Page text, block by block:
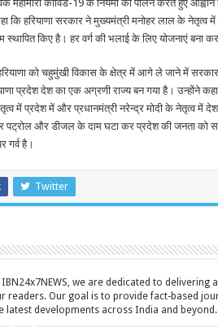
महामारी कोविड-19 के नियमों का पालन करते हुए
कि हरियाणा सरकार ने मुख्यमंत्री मनोहर लाल के
किए है। हर वर्ग की भलाई के लिए योजनाएं बना कर
को चहुमुंखी विकास के क्षेत्र में आगे ले जाने में
प्रदेश देश का एक अग्रणी राज्य बन गया है। उन्होंने
में प्रदेश में और प्रधानमंत्री नरेन्द्र मोदी के नेतृत्व में
पट्रोल और डीजल के दाम घटा कर प्रदेश की जनता को
गर्व है।
Twitter
IBN24x7NEWS, we are dedicated to delivering
readers. Our goal is to provide fact-based
latest developments across India and beyond.